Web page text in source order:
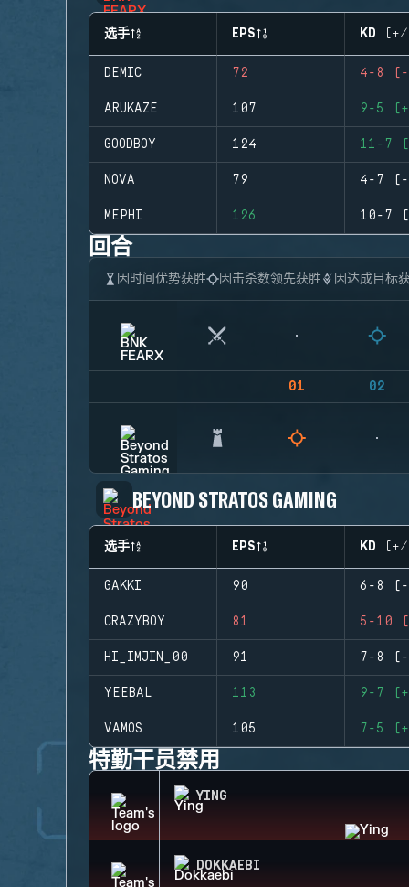
选手 EPS KD
DEMIC 72 4-8 (-
ARUKAZE 107 9-5
GOODBOY 124 11-7
NOVA 79 4-7 (-
MEPHI 126 10-7
回合
因时间优势获胜 因击杀数领先获胜 因达成目标
01 02
BEYOND STRATOS GAMING
选手 EPS KD
GAKKI 90 6-8 (-
CRAZYBOY 81 5-10
HI_IMJIN_00 91 7-8 (-
YEEBAL 113 9-7
VAMOS 105 7-5
特勤干员禁用
YING
DOKKAEBI